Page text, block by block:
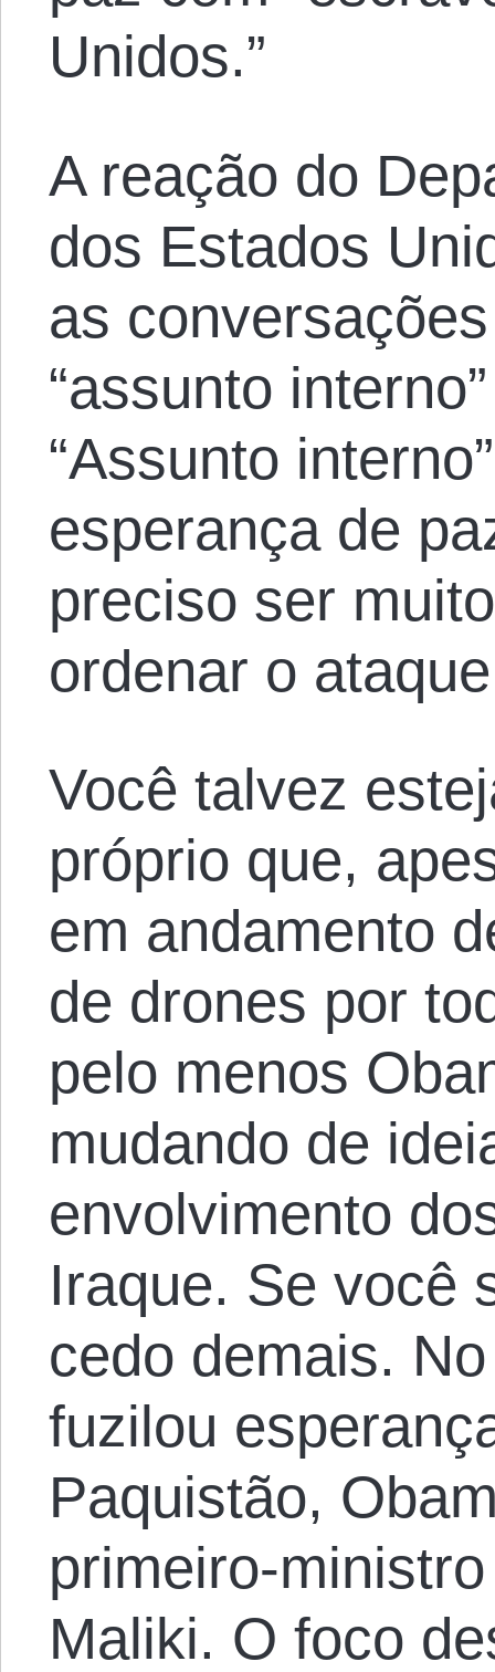
Unidos.”
A reação do
dos Estados
as
“assunto
“Assunto
esperança de
preciso ser
ordenar o
Você talvez
próprio que,
em andamento
de drones por
pelo menos
mudando de
envolvimento
Iraque. Se você
cedo demais.
fuzilou
Paquistão,
primeiro-
Maliki. O foco